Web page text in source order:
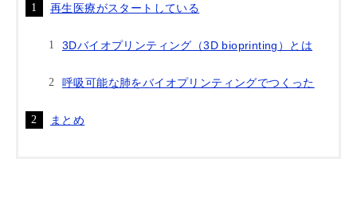
再生医療がスタートしている
3Dバイオプリンティング（3D bioprinting）とは
呼吸可能な肺をバイオプリンティングでつくった
まとめ